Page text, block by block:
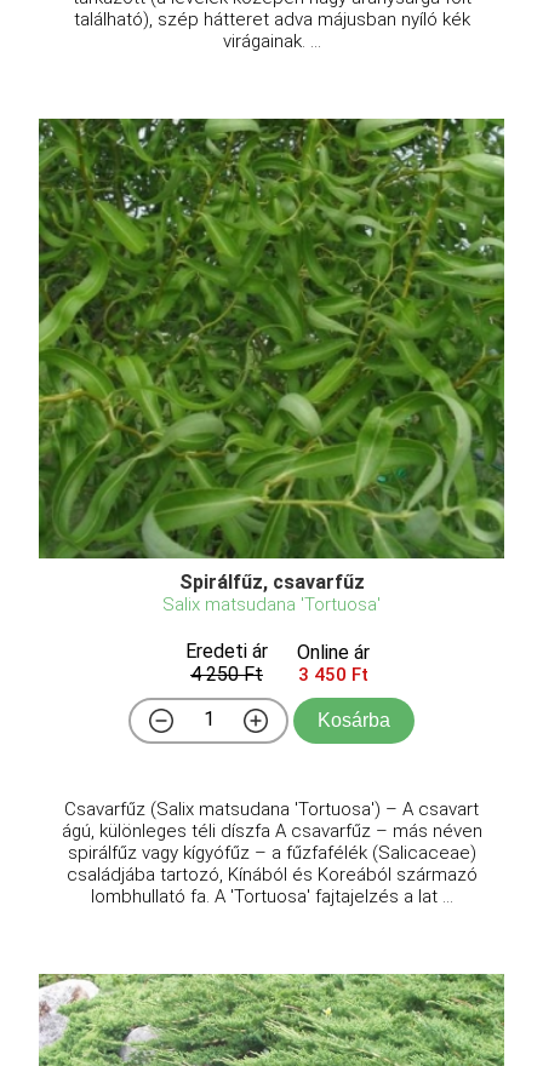
található), szép hátteret adva májusban nyíló kék
virágainak. ...
Spirálfűz, csavarfűz
Salix matsudana 'Tortuosa'
Eredeti ár
4 250 Ft
Online ár
3 450 Ft
Kosárba
Csavarfűz (Salix matsudana 'Tortuosa') – A csavart
ágú, különleges téli díszfa A csavarfűz – más néven
spirálfűz vagy kígyófűz – a fűzfafélék (Salicaceae)
családjába tartozó, Kínából és Koreából származó
lombhullató fa. A 'Tortuosa' fajtajelzés a lat ...